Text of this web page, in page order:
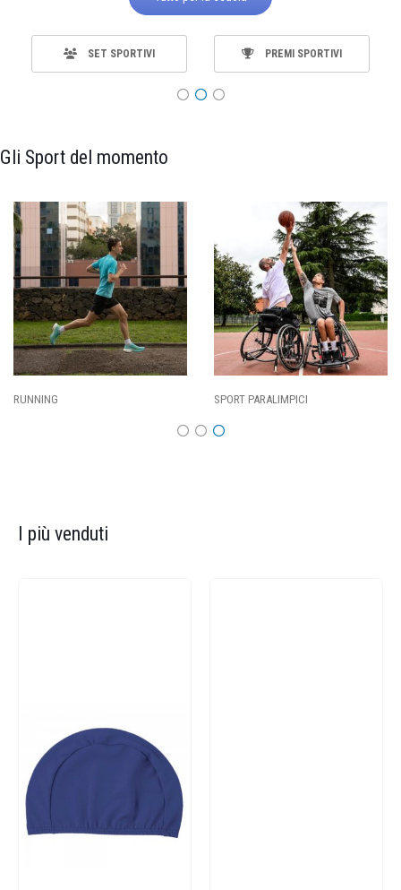
SET SPORTIVI PREMI SPORTIVI
Gli Sport del momento
SPORT PARALIMPICI CALCIO
I più venduti